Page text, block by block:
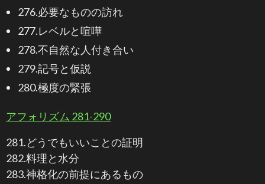
276.必要なものの訪れ
277.レベルと喧嘩
278.不自然な人付き合い
279.記号と仮説
280.極度の緊張
アフォリズム 281-290
281.どうでもいいことの証明
282.料理と水分
283.神格化の前提にあるもの